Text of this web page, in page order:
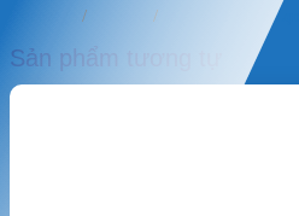
/ / Mai Vật Liệu Lọc
Sản phẩm tương tự